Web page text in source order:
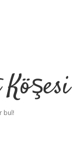
bul!